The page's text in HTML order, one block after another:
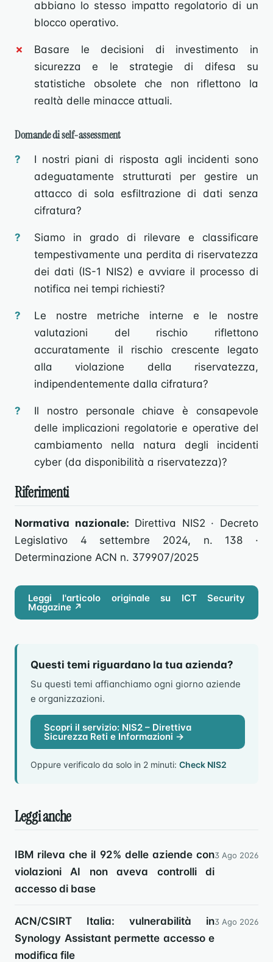
abbiano lo stesso impatto regolatorio di un
blocco operativo.
Basare le decisioni di investimento in
sicurezza e le strategie di difesa su
statistiche obsolete che non riflettono la
realtà delle minacce attuali.
Domande di self-assessment
I nostri piani di risposta agli incidenti sono
adeguatamente strutturati per gestire un
attacco di sola esfiltrazione di dati senza
cifratura?
Siamo in grado di rilevare e classificare
tempestivamente una perdita di riservatezza
dei dati (IS-1 NIS2) e avviare il processo di
notifica nei tempi richiesti?
Le nostre metriche interne e le nostre
valutazioni del rischio riflettono
accuratamente il rischio crescente legato
alla violazione della riservatezza,
indipendentemente dalla cifratura?
Il nostro personale chiave è consapevole
delle implicazioni regolatorie e operative del
cambiamento nella natura degli incidenti
cyber (da disponibilità a riservatezza)?
Riferimenti
Normativa nazionale: Direttiva NIS2 · Decreto
Legislativo 4 settembre 2024, n. 138 ·
Determinazione ACN n. 379907/2025
Leggi l'articolo originale su ICT Security
Magazine ↗
Questi temi riguardano la tua azienda?
Su questi temi affianchiamo ogni giorno aziende
e organizzazioni.
Scopri il servizio: NIS2 – Direttiva
Sicurezza Reti e Informazioni →
Oppure verificalo da solo in 2 minuti: Check NIS2
Leggi anche
IBM rileva che il 92% delle aziende con
violazioni AI non aveva controlli di
accesso di base
3 Ago 2026
ACN/CSIRT Italia: vulnerabilità in
Synology Assistant permette accesso e
modifica file
3 Ago 2026